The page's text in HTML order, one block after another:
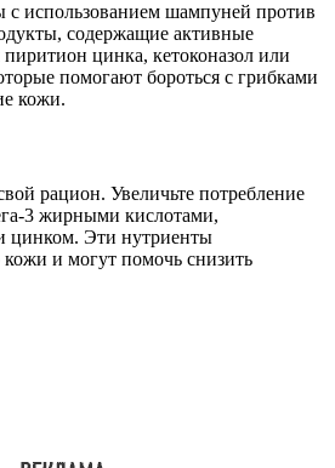
с использованием шампуней против
содержащие активные
цинка, кетоконазол или
помогают бороться с грибками
кожи.
рацион. Увеличьте потребление
3 жирными кислотами,
цинком. Эти нутриенты
и могут помочь снизить